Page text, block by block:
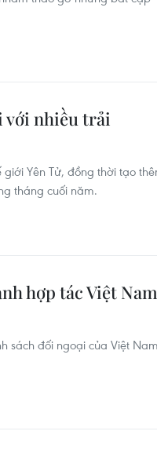
với nhiều trải
Yên Tử, đồng thời tạo
tháng cuối năm.
hợp tác Việt
sách đối ngoại của Việt Nam